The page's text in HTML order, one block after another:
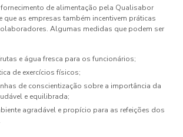
de alimentação pela Qualisabor
que as empresas também incentivem práticas
Algumas medidas que podem ser
e água fresca para os funcionários;
de exercícios físicos;
e equilibrada;